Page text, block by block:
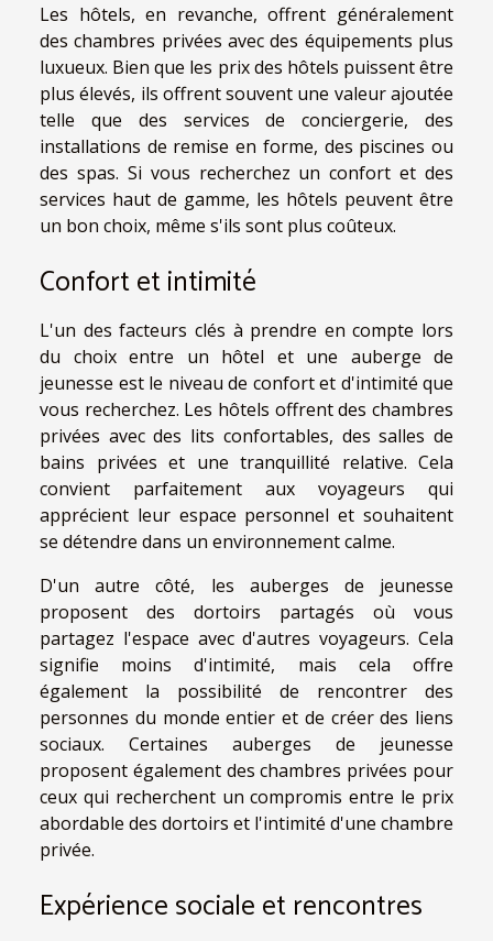
Les hôtels, en revanche, offrent généralement
des chambres privées avec des équipements plus
luxueux. Bien que les prix des hôtels puissent être
plus élevés, ils offrent souvent une valeur ajoutée
telle que des services de conciergerie, des
installations de remise en forme, des piscines ou
des spas. Si vous recherchez un confort et des
services haut de gamme, les hôtels peuvent être
un bon choix, même s'ils sont plus coûteux.
Confort et intimité
L'un des facteurs clés à prendre en compte lors
du choix entre un hôtel et une auberge de
jeunesse est le niveau de confort et d'intimité que
vous recherchez. Les hôtels offrent des chambres
privées avec des lits confortables, des salles de
bains privées et une tranquillité relative. Cela
convient parfaitement aux voyageurs qui
apprécient leur espace personnel et souhaitent
se détendre dans un environnement calme.
D'un autre côté, les auberges de jeunesse
proposent des dortoirs partagés où vous
partagez l'espace avec d'autres voyageurs. Cela
signifie moins d'intimité, mais cela offre
également la possibilité de rencontrer des
personnes du monde entier et de créer des liens
sociaux. Certaines auberges de jeunesse
proposent également des chambres privées pour
ceux qui recherchent un compromis entre le prix
abordable des dortoirs et l'intimité d'une chambre
privée.
Expérience sociale et rencontres